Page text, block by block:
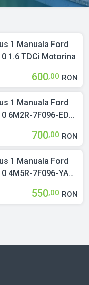
1 Manuala Ford
2003 > 2010 1.6 TDCi Motorina
600,00 RON
1 Manuala Ford
700,00 RON
1 Manuala Ford
550,00 RON